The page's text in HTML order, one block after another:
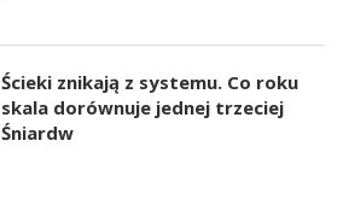
Ścieki znikają z systemu. Co roku
skala dorównuje jednej trzeciej
Śniardw